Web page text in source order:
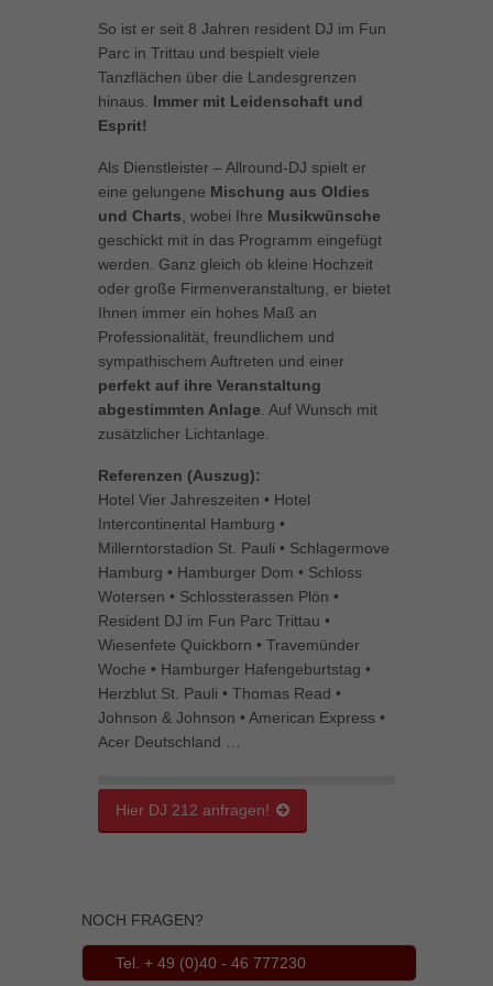
So ist er seit 8 Jahren resident DJ im Fun
Parc in Trittau und bespielt viele
Tanzflächen über die Landesgrenzen
hinaus. Immer mit Leidenschaft und
Esprit!
Als Dienstleister – Allround-DJ spielt er
eine gelungene Mischung aus Oldies
und Charts, wobei Ihre Musikwünsche
geschickt mit in das Programm eingefügt
werden. Ganz gleich ob kleine Hochzeit
oder große Firmenveranstaltung, er bietet
Ihnen immer ein hohes Maß an
Professionalität, freundlichem und
sympathischem Auftreten und einer
perfekt auf ihre Veranstaltung
abgestimmten Anlage. Auf Wunsch mit
zusätzlicher Lichtanlage.
Referenzen (Auszug):
Hotel Vier Jahreszeiten • Hotel
Intercontinental Hamburg •
Millerntorstadion St. Pauli • Schlagermove
Hamburg • Hamburger Dom • Schloss
Wotersen • Schlossterassen Plön •
Resident DJ im Fun Parc Trittau •
Wiesenfete Quickborn • Travemünder
Woche • Hamburger Hafengeburtstag •
Herzblut St. Pauli • Thomas Read •
Johnson & Johnson • American Express •
Acer Deutschland …
Hier DJ 212 anfragen!
NOCH FRAGEN?
Tel. + 49 (0)40 - 46 777230
können Ihre Einwilligung zu ganzen Kategorien geben oder sich
weitere Informationen anzeigen lassen und so nur bestimmte
Cookies auswählen.
Alle akzeptieren Speichern
Datenschutzeinstellungen
Essenziell (1)
Essenzielle Cookies ermöglichen grundlegende Funktionen und sind für
die einwandfreie Funktion der Website erforderlich.
Cookie-Informationen anzeigen
Marketing (1)
Marketing-Cookies werden von Drittanbietern oder Publishern verwendet,
um personalisierte Werbung anzuzeigen. Sie tun dies, indem sie
Besucher über Websites hinweg verfolgen.
Cookie-Informationen anzeigen
Externe Medien (5)
Inhalte von Videoplattformen und Social-Media-Plattformen werden
standardmäßig blockiert. Wenn Cookies von externen Medien akzeptiert
werden, bedarf der Zugriff auf diese Inhalte keiner manuellen Einwilligung
Cookie-Informationen anzeigen
powered by Borlabs Cookie Datenschutzerklärung